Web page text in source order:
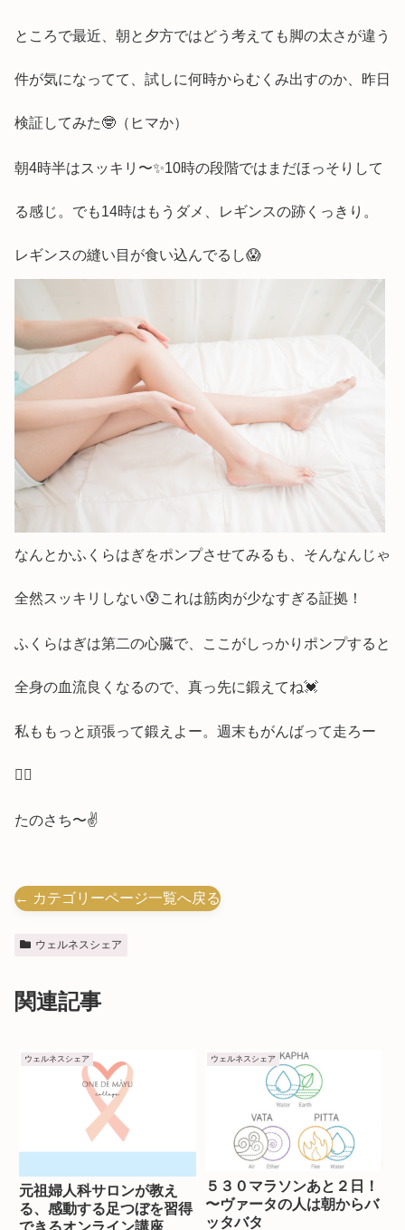
ところで最近、朝と夕方ではどう考えても脚の太さが違う
件が気になってて、試しに何時からむくみ出すのか、昨日
検証してみた🤓（ヒマか）
朝4時半はスッキリ〜✨10時の段階ではまだほっそりして
る感じ。でも14時はもうダメ、レギンスの跡くっきり。
レギンスの縫い目が食い込んでるし😱
なんとかふくらはぎをポンプさせてみるも、そんなんじゃ
全然スッキリしない😰これは筋肉が少なすぎる証拠！
ふくらはぎは第二の心臓で、ここがしっかりポンプすると
全身の血流良くなるので、真っ先に鍛えてね💓
私ももっと頑張って鍛えよー。週末もがんばって走ろー
🏃‍♂️
たのさち〜✌️
← カテゴリーページ一覧へ戻る
ウェルネスシェア
関連記事
ウェルネスシェア
元祖婦人科サロンが教え
る、感動する足つぼを習得
ウェルネスシェア
５３０マラソンあと２日！
〜ヴァータの人は朝からバ
ッタバタ